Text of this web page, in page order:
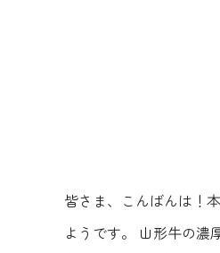
皆さま、こんばんは！
ようです。 山形牛の濃